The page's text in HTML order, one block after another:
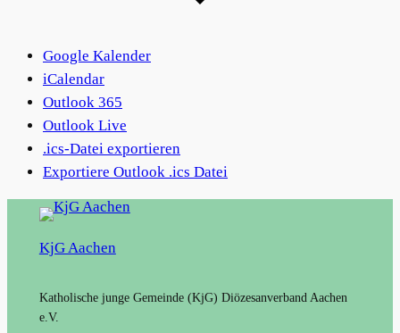
Google Kalender
iCalendar
Outlook 365
Outlook Live
.ics-Datei exportieren
Exportiere Outlook .ics Datei
KjG Aachen
Katholische junge Gemeinde (KjG) Diözesanverband Aachen
e.V.